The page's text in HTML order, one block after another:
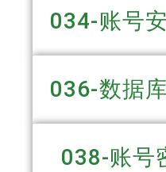
034-账号
036-数据
038-账号